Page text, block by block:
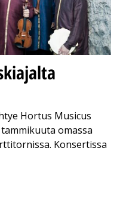
Hortus Musicus
omassa
Konsertissa